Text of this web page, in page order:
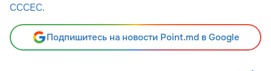
CCCEC.
Подпишитесь на новости Point.md в Google